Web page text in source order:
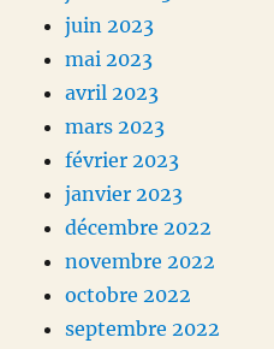
juin 2023
mai 2023
avril 2023
mars 2023
février 2023
janvier 2023
décembre 2022
novembre 2022
octobre 2022
septembre 2022